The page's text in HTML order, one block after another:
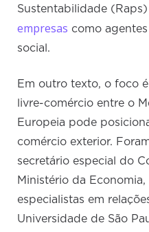
Sustentabilidade
empresas como
social.
Em outro texto, o foco
livre-comércio entre o
Europeia pode
comércio exterior.
secretário especial do
Ministério da Economia,
especialistas em
Universidade de São